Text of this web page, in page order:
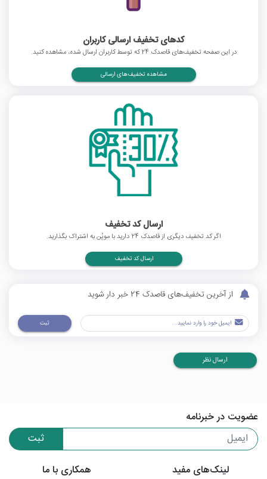
کدهای تخفیف ارسالی کاربران
در این صفحه تخفیف‌های قاصدک 24 که توسط کاربران ارسال شده، مشاهده کنید.
مشاهده تخفیف‌های ارسالی
ارسال کد تخفیف
اگر کد تخفیف دیگری از قاصدک 24 دارید با موپُن به اشتراک بگذارید.
ارسال کد تخفیف
از آخرین تخفیف‌های قاصدک 24 خبر دار شوید
ثبت
ارسال نظر
عضویت در خبرنامه
ثبت
لینک‌های مفید
همکاری با ما